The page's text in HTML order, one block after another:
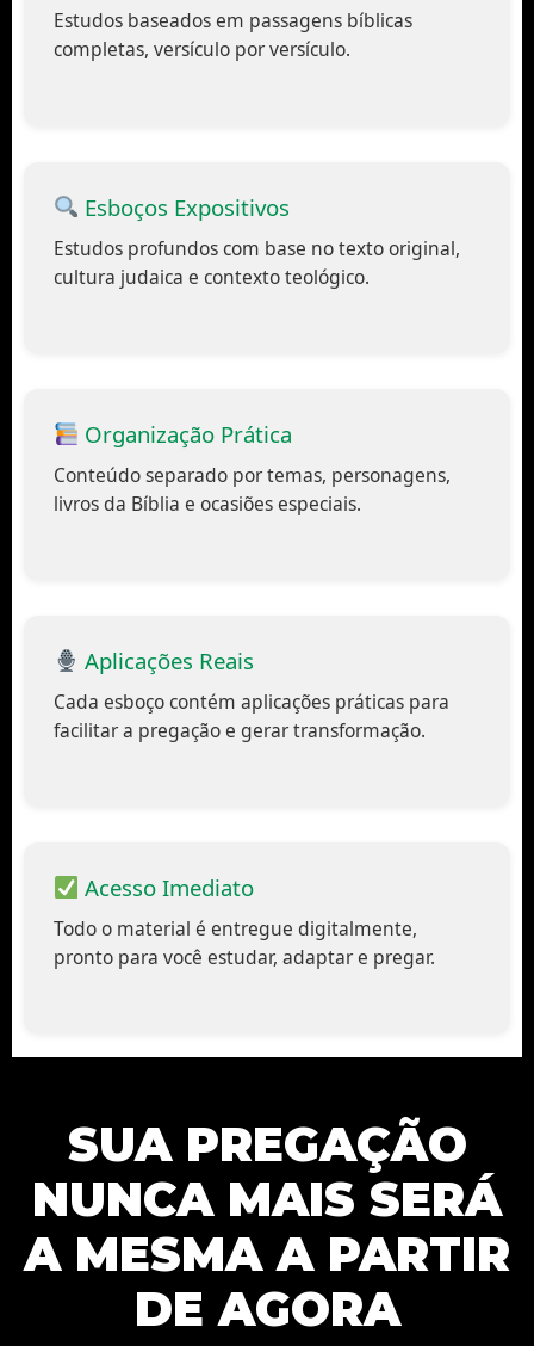
Estudos baseados em passagens bíblicas
completas, versículo por versículo.
Esboços Expositivos
Estudos profundos com base no texto original,
cultura judaica e contexto teológico.
Organização Prática
Conteúdo separado por temas, personagens,
livros da Bíblia e ocasiões especiais.
Aplicações Reais
Cada esboço contém aplicações práticas para
facilitar a pregação e gerar transformação.
Acesso Imediato
Todo o material é entregue digitalmente,
pronto para você estudar, adaptar e pregar.
SUA PREGAÇÃO
NUNCA MAIS SERÁ
A MESMA A PARTIR
DE AGORA​